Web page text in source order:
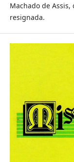
Machado de
resignada.